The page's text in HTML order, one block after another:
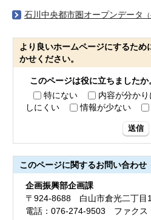
石川中央都市圏オープンデータ
より良いホームページにするため
かせください。
このページは役に立ちましたか
特にない
内容が分か
しにくい
情報が少ない
送信
このページに関するお問い合わせ
企画振興部企画課
〒924-8688 白山市倉光二丁目
電話：076-274-9503 ファクス